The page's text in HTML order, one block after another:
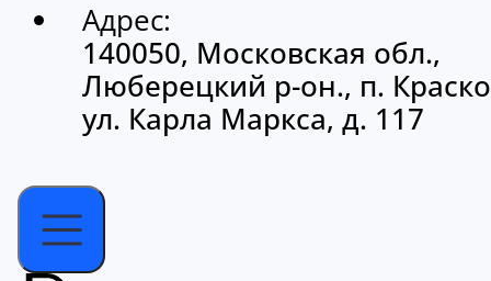
Адрес:
140050, Московская обл.,
Люберецкий р-он., п.
ул. Карла Маркса, д. 117